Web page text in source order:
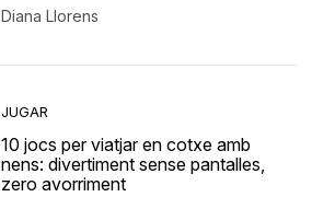
Diana Llorens
JUGAR
10 jocs per viatjar en cotxe amb
nens: divertiment sense pantalles,
zero avorriment